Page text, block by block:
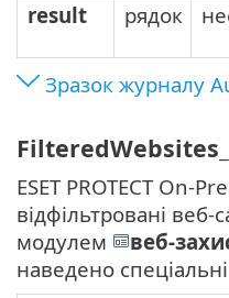
result
рядок
Зразок журналу
ESET PROTECT On-
відфільтровані веб-
модулем
веб-
наведено